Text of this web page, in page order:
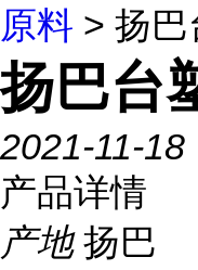
原料 > 扬
扬巴台
2021-11-18
产品详情
产地 扬巴